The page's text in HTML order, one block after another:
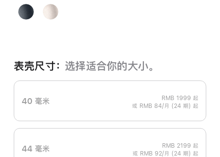
午
夜
星
表壳尺寸： 选择适合你的大小。
40 毫米 RMB 1999 起
或 RMB 84/月 (24 期) 起
44 毫米 RMB 2199 起
或 RMB 92/月 (24 期) 起